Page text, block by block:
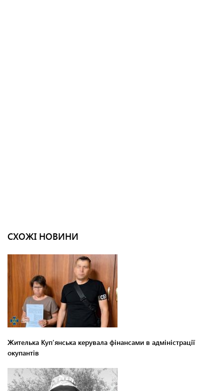
СХОЖІ НОВИНИ
Жителька Куп'янська керувала фінансами в адміністрації
окупантів